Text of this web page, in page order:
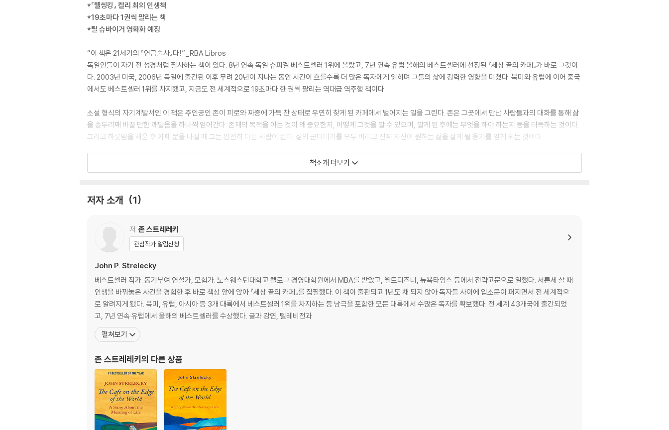
*『웰씽킹』 켈리 최의 인생책
*19초마다 1권씩 팔리는 책
*틸 슈바이거 영화화 예정
“이 책은 21세기의 『연금술사』다!”_RBA Libros
독일인들이 자기 전 성경처럼 필사하는 책이 있다. 8년 연속 독일 슈피겔 베스트셀러 1위에 올랐고, 7년 연속 유럽 올해의 베스트셀러에 선정된 『세상 끝의 카페』가 바로 그것이
다. 2003년 미국, 2006년 독일에 출간된 이후 무려 20년이 지나는 동안 시간이 흐를수록 더 많은 독자에게 읽히며 그들의 삶에 강력한 영향을 미쳤다. 북미와 유럽에 이어 중국
에서도 베스트셀러 1위를 차지했고, 지금도 전 세계적으로 19초마다 한 권씩 팔리는 역대급 역주행 책이다.
소설 형식의 자기계발서인 이 책은 주인공인 존이 피로와 짜증에 가득 찬 상태로 우연히 찾게 된 카페에서 벌어지는 일을 그린다. 존은 그곳에서 만난 사람들과의 대화를 통해 삶
을 송두리째 바꿀 만한 깨달음을 하나씩 얻어간다. 존재의 목적을 아는 것이 왜 중요한지, 어떻게 그것을 알 수 있으며, 알게 된 후에는 무엇을 해야 하는지 등을 터득하는 것이다.
그리고 하룻밤을 새운 후 카페 문을 나설 때 그는 완전히 다른 사람이 된다. 삶의 군더더기를 모두 버리고 진짜 자신이 원하는 삶을 살게 될 용기를 얻게 되는 것이다.
실제로 이 책의 저자인 존 스트레레키는 세상 끝으로 떠난 여행에서 존재의 목적에 대한 깨달음을 얻었고, 그것을 실현하는 삶을 살기 위해 이 책을 집필했다. 이제 당신 차례다.
이 책을 발견했다면, 당신도 존재의 목적을 찾을 준비가 됐다는 의미다. “이 책을 읽고 존재의 목적을 찾고, 결국 잠재의식을 바꿔 인생의 승리자가 될 독자들을 생각하면 가슴이
A beautiful hardcover gift edition of the beloved bestseller Over 6 million copies sold Translated into 45+ languages.
A simple and profoundly life-changing story.
The book for everyone who's ever wondered, "Isn't there supposed to be more to life?" An experience that will leave you inspired, hopeful and fille
d with a deep sense of calm and clarity.
In a small cafe in a location so remote it stands in the middle of the middle of nowhere, a visitor is at a crossroads.
Why are you here?
Do you fear death?
Are you fulfilled?
With the guidance of others in the cafe, he finds himself launched on an unexpected journey of self-exploration, where he discovers a new way to l
책소개 더보기
저자 소개 1
저 존 스트레레키
관심작가 알림신청
John P. Strelecky
베스트셀러 작가. 동기부여 연설가, 모험가. 노스웨스턴대학교 켈로그 경영대학원에서 MBA를 받았고, 월트디즈니, 뉴욕타임스 등에서 전략고문으로 일했다. 서른세 살 때
인생을 바꿔놓은 사건을 경험한 후 바로 책상 앞에 앉아 『세상 끝의 카페』를 집필했다. 이 책이 출판되고 1년도 채 되지 않아 독자들 사이에 입소문이 퍼지면서 전 세계적으
로 알려지게 됐다. 북미, 유럽, 아시아 등 3개 대륙에서 베스트셀러 1위를 차지하는 등 남극을 포함한 모든 대륙에서 수많은 독자를 확보했다. 전 세계 43개국에 출간되었
고, 7년 연속 유럽에서 올해의 베스트셀러를 수상했다. 글과 강연, 텔레비전과
펼쳐보기
존 스트레레키 의 다른 상품